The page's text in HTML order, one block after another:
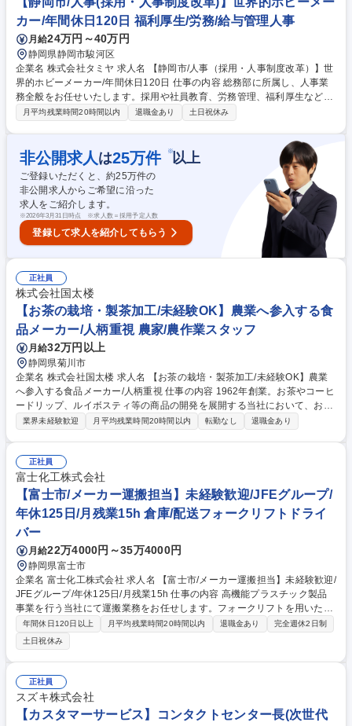
N）が途切れないよう管理・運用します。 募集職種 【社内SE】SIerから
社内SEへ!/フレックス在宅相談可/残業15H/福利厚生充実環境
カー/年間休日120日 福利厚生/労務/給与管理人事
月給24万円～40万円
静岡県静岡市駿河区
企業名 株式会社タミヤ 求人名 【静岡市/人事（採用・人事制度改革）】世
界的ホビーメーカー/年間休日120日 仕事の内容 総務部に所属し、人事業
務全般をお任せいたします。採用や社員教育、労務管理、福利厚生などを
通じて、社員が働きやすい環境づくりを推進。タミヤのさらなる発展に貢
怠管理をご担当いただきます。仕事に慣れてきたら労務管理や人事関連シ
ステム管理なども徐々にお任せいたします。 ■入社後の流れ：入社後、ま
ずは会社の全体像や人事業務を把握することからスタートします。ご経験
や適性に応じて、人事課内での担当をお持ちいただきます。 募集職種
【静岡市/人事（採用・人事制度改革）】世界的ホビーメーカー/年間休日1
20日
月平均残業時間20時間以内 退職金あり 土日祝休み
非公開求人 は25万件 ※以上
ご登録いただくと、約25万件の
非公開求人からご希望に沿った
求人をご紹介します。
※2026年3月31日時点 ※求人数＝採用予定人数
登録して求人を紹介してもらう
正社員
株式会社国太楼
【お茶の栽培・製茶加工/未経験OK】農業へ参入する食
品メーカー/人柄重視 農家/農作業スタッフ
月給32万円以上
静岡県菊川市
企業名 株式会社国太楼 求人名 【お茶の栽培・製茶加工/未経験OK】農業
へ参入する食品メーカー/人柄重視 仕事の内容 1962年創業。お茶やコーヒ
ードリップ、ルイボスティ等の商品の開発を展開する当社において、お茶
の生産・製造業務をお任せします。新規事業立ち上げ募集となります。未
■茶園管理作業：肥料・防除、除草作業■機械整備：畑機械、工場機械メン
テナンス等。【当社について】当社は創業50年を超え、飲料・食品を取り
扱うメーカーの老舗企業。現状に満足することなく、常に消費者のニーズ
に応え、簡便なティーパックの開発や健康茶ティーパックの品揃え強化等
の新しいチャレンジを続けています。 募集職種 【お茶の栽培・製茶加工/
未経験OK】農業へ参入する食品メーカー/人柄重視
業界未経験歓迎 月平均残業時間20時間以内 転勤なし 退職金あり
正社員
富士化工株式会社
【富士市/メーカー運搬担当】未経験歓迎/JFEグループ/
年休125日/月残業15h 倉庫/配送フォークリフトドライ
バー
月給22万4000円～35万4000円
静岡県富士市
企業名 富士化工株式会社 求人名 【富士市/メーカー運搬担当】未経験歓迎/
JFEグループ/年休125日/月残業15h 仕事の内容 高機能プラスチック製品
事業を行う当社にて運搬業務をお任せします。フォークリフトを用いた資
材・部品の適切な運搬や、各成形機オペレーターへの部材供給により生産
を支える仕事です。 【具体的には】 ■フォークリフトを操作しての資材や
部品の運搬 ■押出成形機・射出成形機オペレーターへのスムーズな部材供
給・サポート ■FRP（繊維強化プラスチック）部品の製造・加工・組立工
程への運搬 ■工場内の整理整頓、安全な保管場所への移動 募集職種 【富
士市/メーカー運搬担当】未経験歓迎/JFEグループ/年休125日/月残業15h
年間休日120日以上 月平均残業時間20時間以内 退職金あり
完全週休2日制
土日祝休み
正社員
スズキ株式会社
【カスタマーサービス】コンタクトセンター長(次世代